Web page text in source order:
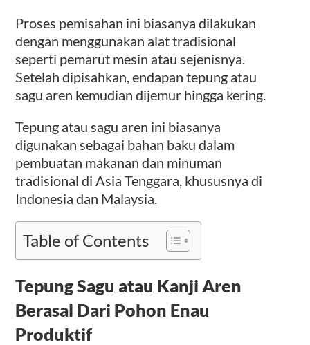
Proses pemisahan ini biasanya dilakukan
dengan menggunakan alat tradisional
seperti pemarut mesin atau sejenisnya.
Setelah dipisahkan, endapan tepung atau
sagu aren kemudian dijemur hingga kering.
Tepung atau sagu aren ini biasanya
digunakan sebagai bahan baku dalam
pembuatan makanan dan minuman
tradisional di Asia Tenggara, khususnya di
Indonesia dan Malaysia.
Table of Contents
Tepung Sagu atau Kanji Aren
Berasal Dari Pohon Enau
Produktif